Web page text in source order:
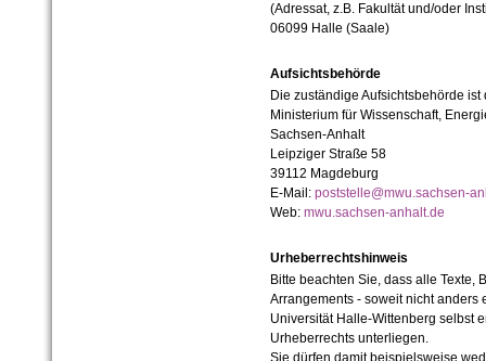
(Adressat, z.B. Fakultät und/oder
06099 Halle (Saale)
Aufsichtsbehörde
Die zuständige Aufsichtsbehörde ist
Ministerium für Wissenschaft,
Sachsen-Anhalt
Leipziger Straße 58
39112 Magdeburg
E-Mail: poststelle@mwu.sachsen-
Web: mwu.sachsen-anhalt.de
Urheberrechtshinweis
Bitte beachten Sie, dass alle Texte,
Arrangements - soweit nicht anders
Universität Halle-Wittenberg selbst
Urheberrechts unterliegen.